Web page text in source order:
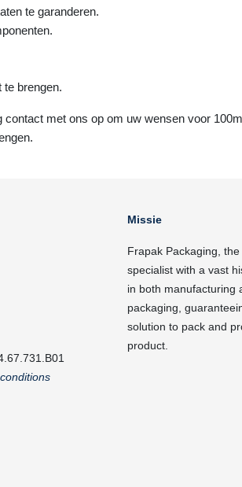
te garanderen.
brengen.
met ons op om uw wensen voor
Missie
Frapak Packaging,
specialist with a vast
in both manufacturing
packaging,
solution to pack and
product.